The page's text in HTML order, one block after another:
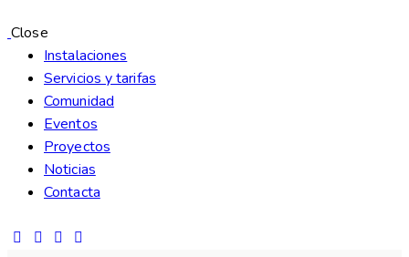
Close
Instalaciones
Servicios y tarifas
Comunidad
Eventos
Proyectos
Noticias
Contacta